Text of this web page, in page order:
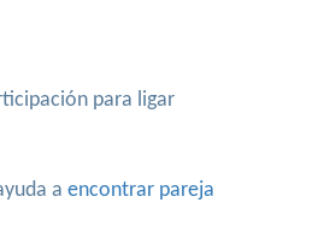
para ligar
a encontrar pareja